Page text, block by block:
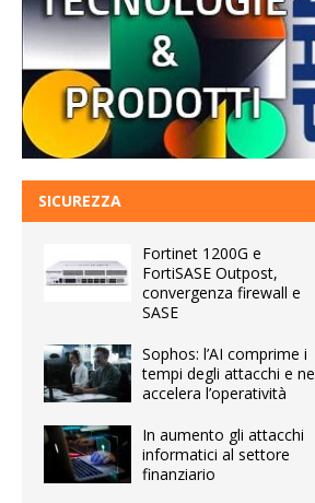
SICUREZZA
Fortinet 1200G e
FortiSASE Outpost,
convergenza firewall e
SASE
Sophos: l’AI comprime i
tempi degli attacchi e ne
accelera l’operatività
In aumento gli attacchi
informatici al settore
finanziario